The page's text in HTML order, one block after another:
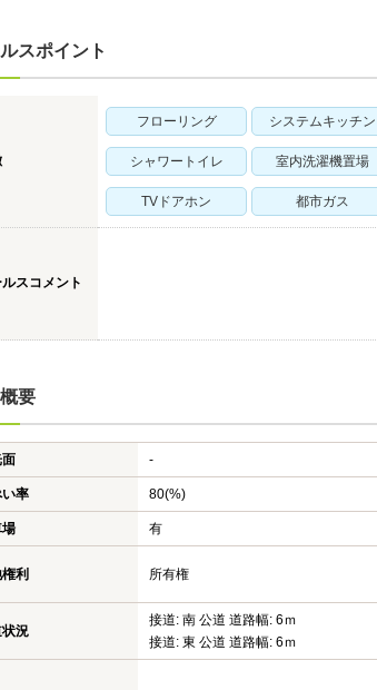
スポイント
フローリング システムキッチン
シャワートイレ 室内洗濯機置場
TVドアホン 都市ガス
スコメント
要
-
率 80(%)
有
利 所有権
況
接道: 南 公道 道路幅: 6ｍ
接道: 東 公道 道路幅: 6ｍ